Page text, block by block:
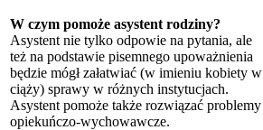
W czym pomoże asystent rodziny?
Asystent nie tylko odpowie na pytania, ale
też na podstawie pisemnego upoważnienia
będzie mógł załatwiać (w imieniu kobiety w
ciąży) sprawy w różnych instytucjach.
Asystent pomoże także rozwiązać problemy
opiekuńczo-wychowawcze.